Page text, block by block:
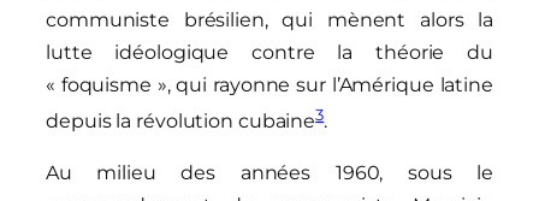
communiste brésilien, qui mènent alors la
lutte idéologique contre la théorie du
« foquisme », qui rayonne sur l’Amérique latine
depuis la révolution cubaine3.
Au milieu des années 1960, sous le